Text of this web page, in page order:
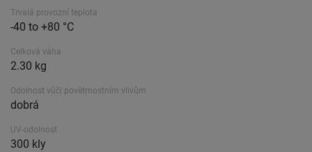
Trvalá provozní teplota
-40 to +80 °C
Celková váha
2.30 kg
Odolnost vůči povětrnostním vlivům
dobrá
UV-odolnost
300 kly